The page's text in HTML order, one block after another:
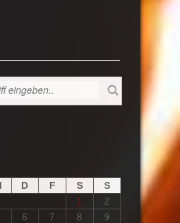
D F S
S
1
2
6 7 8
9